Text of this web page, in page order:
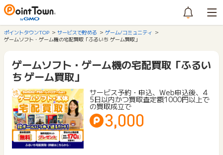
ポイントタウンTOP サービスで貯める
ゲーム/コミュニティ
ゲームソフト・ゲーム機の宅配買取「ふるいち ゲーム買取」
ゲームソフト・ゲーム機の宅配買取「ふるい
ち ゲーム買取」
サービス予約・申込、Web申込後、4
5日以内かつ買取査定額1000円以上で
の買取成立で
3,000